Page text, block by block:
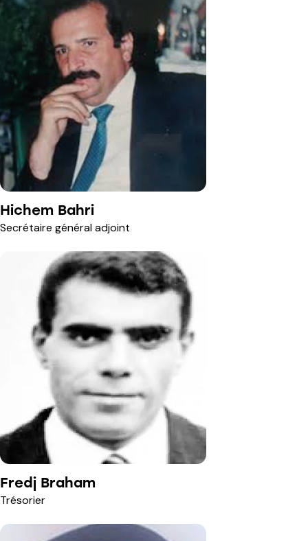
Hichem Bahri
Secrétaire général adjoint
Fredj Braham
Trésorier